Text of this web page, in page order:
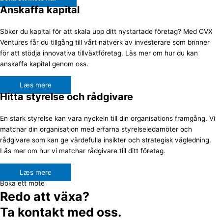
Anskaffa kapital
Söker du kapital för att skala upp ditt nystartade företag? Med CVX
Ventures får du tillgång till vårt nätverk av investerare som brinner
för att stödja innovativa tillväxtföretag. Läs mer om hur du kan
anskaffa kapital genom oss.
Læs mere
Hitta styrelse och rådgivare
En stark styrelse kan vara nyckeln till din organisations framgång. Vi
matchar din organisation med erfarna styrelseledamöter och
rådgivare som kan ge värdefulla insikter och strategisk vägledning.
Läs mer om hur vi matchar rådgivare till ditt företag.
Læs mere
Boka ett möte
Redo att växa?
Ta kontakt med oss.